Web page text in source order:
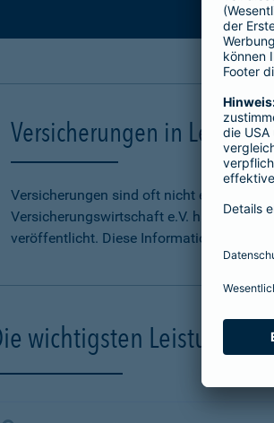
Versicherungen in Leichter
Versicherungen sind oft nicht einfach zu
Versicherungswirtschaft e.V. hat
veröffentlicht. Diese Informationen finden
wichtigsten Leistungen